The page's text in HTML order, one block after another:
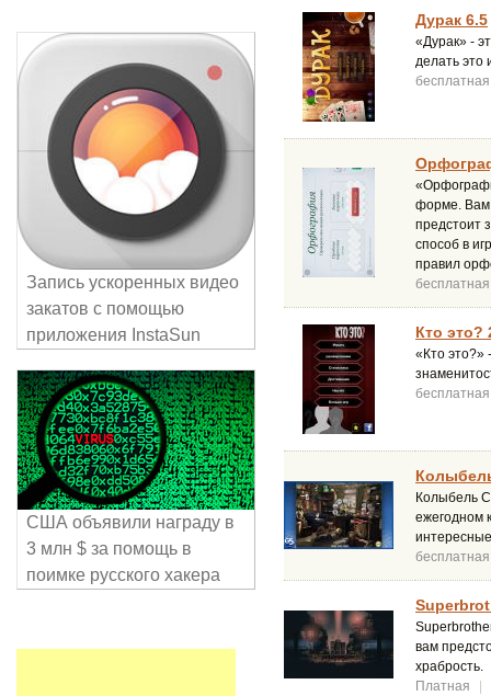
Дурак 6.5
«Дурак» -
делать это
бесплатная
форме. Вам
предстоит
способ в
правил
бесплатная
Кто это?
«Кто это?»
бесплатная
Колыбель
ежегодном
бесплатная
вам
храбрость.
Платная
Запись ускоренных видео
закатов с помощью
приложения InstaSun
США объявили награду в
3 млн $ за помощь в
поимке русского хакера